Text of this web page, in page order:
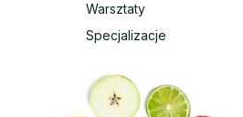
Warsztaty
Specjalizacje